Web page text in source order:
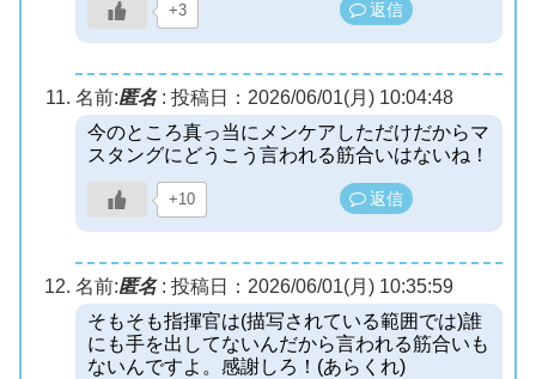
+3 返信
名前:匿名: 投稿日：2026/06/01(月) 10:04:48
今のところ真っ当にメンケアしただけだからマ
スタングにどうこう言われる筋合いはないね！
+10 返信
名前:匿名: 投稿日：2026/06/01(月) 10:35:59
そもそも指揮官は(描写されている範囲では)誰
にも手を出してないんだから言われる筋合いも
ないんですよ。感謝しろ！(あらくれ)